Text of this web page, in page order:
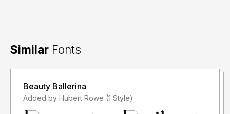
storytypestudio@gmail.com
- Any donation are very appreciated. Paypal account for
donation :
https://paypal.me/letterenastudios
Similar Fonts
Beauty Ballerina
Added by Hubert Rowe (1 Style)